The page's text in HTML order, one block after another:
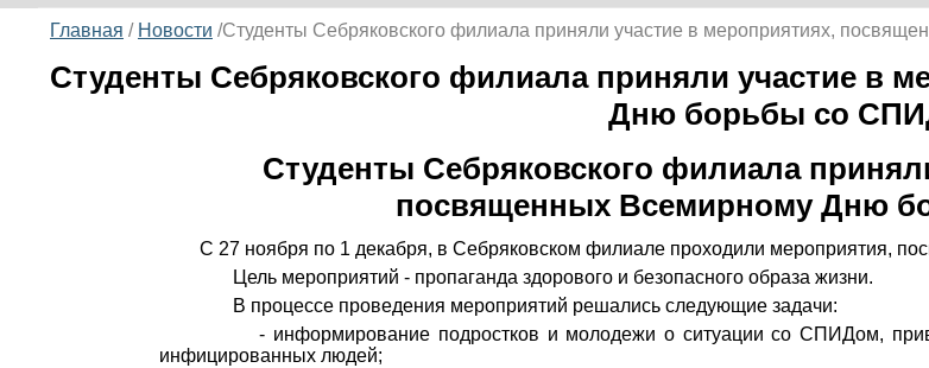
Главная / Новости /Студенты Себряковского филиала приняли участие в мероприятиях,
Студенты Себряковского филиала приняли участие в
Дню борьбы со
Студенты Себряковского филиала
посвященных Всемирному Дню
С 27 ноября по 1 декабря, в Себряковском филиале проходили мероприятия,
Цель мероприятий - пропаганда здорового и безопасного образа жизни.
В процессе проведения мероприятий решались следующие задачи:
- информирование подростков и молодежи о ситуации со СПИДом,
инфицированных людей;